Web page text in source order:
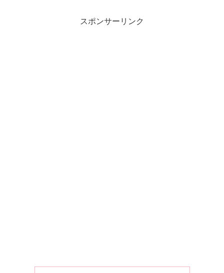
スポンサーリンク